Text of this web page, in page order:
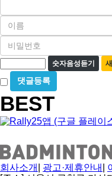
이
필
수
비
밀
번
호
필
자
동
등
록
방
숫자음성듣기
비
밀
글
사
용
BEST
회사소개 광고·제휴안내